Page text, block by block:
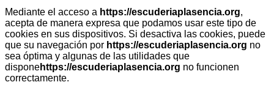
Mediante el acceso a https://escuderiaplasencia.org,
acepta de manera expresa que podamos usar este tipo de
cookies en sus dispositivos. Si desactiva las cookies, puede
que su navegación por https://escuderiaplasencia.org no
sea óptima y algunas de las utilidades que
disponehttps://escuderiaplasencia.org no funcionen
correctamente.